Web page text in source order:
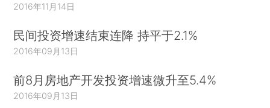
2016年11月14日
民间投资增速结束连降 持平于2.1%
2016年09月13日
前8月房地产开发投资增速微升至5.4%
2016年09月13日